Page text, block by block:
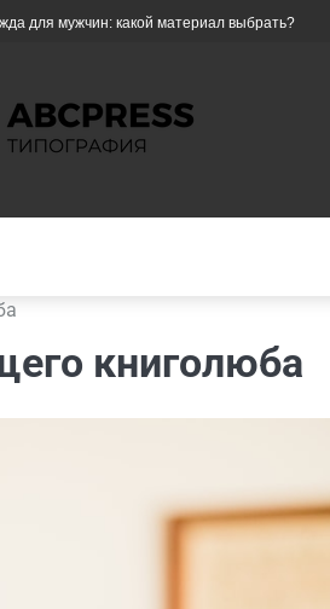
какой материал выбрать? Як
книголюба